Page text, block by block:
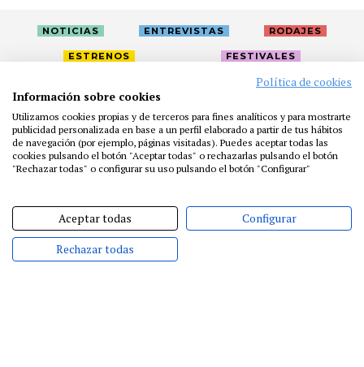
NOTICIAS ENTREVISTAS RODAJES
ESTRENOS FESTIVALES
PRENSA
FUNDACIÓN RESIDENCIAS
AYUDAS
BIBLIOTECA
PUBLICACIONES
CONTACTO
Política de cookies
Información sobre cookies
Utilizamos cookies propias y de terceros para fines analíticos y para mostrarte
publicidad personalizada en base a un perfil elaborado a partir de tus hábitos
de navegación (por ejemplo, páginas visitadas). Puedes aceptar todas las
cookies pulsando el botón "Aceptar todas" o rechazarlas pulsando el botón
"Rechazar todas" o configurar su uso pulsando el botón "Configurar"
Aceptar todas Configurar
Rechazar todas